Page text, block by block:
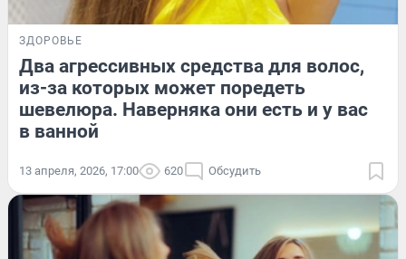
ЗДОРОВЬЕ
Два агрессивных средства для волос,
из-за которых может поредеть
шевелюра. Наверняка они есть и у вас
в ванной
13 апреля, 2026, 17:00 620 Обсудить